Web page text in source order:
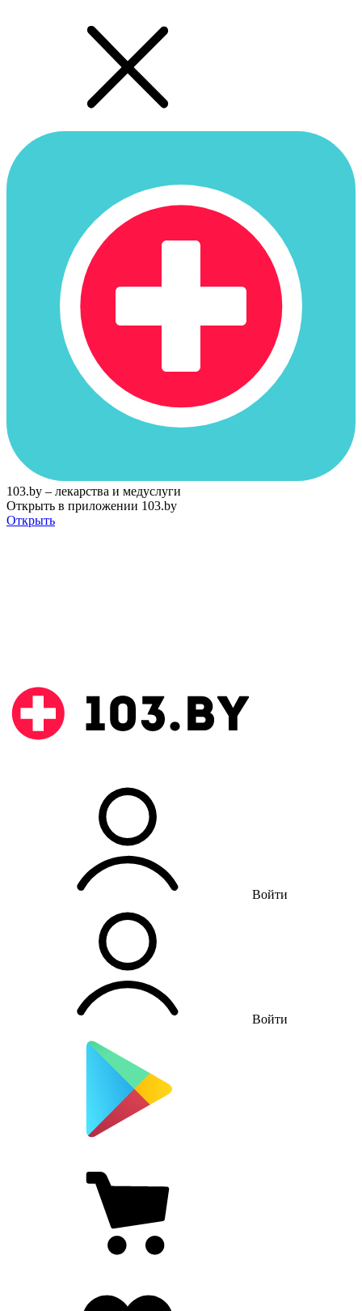
103.by – лекарства и медуслуги
Открыть в приложении 103.by
Открыть
Войти
Войти